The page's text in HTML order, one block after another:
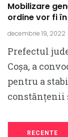
Mobilizare
ordine vor fi
decembrie 19, 2022
Prefectul
Coșa, a
pentru a
constănțenii
RECENTE